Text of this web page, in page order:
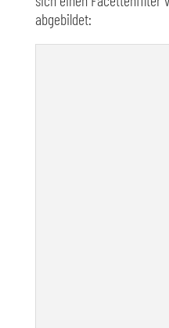
abgebildet: